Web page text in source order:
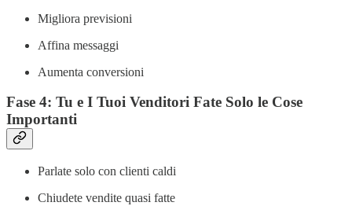
Migliora previsioni
Affina messaggi
Aumenta conversioni
Fase 4: Tu e I Tuoi Venditori Fate Solo le Cose
Importanti
Parlate solo con clienti caldi
Chiudete vendite quasi fatte